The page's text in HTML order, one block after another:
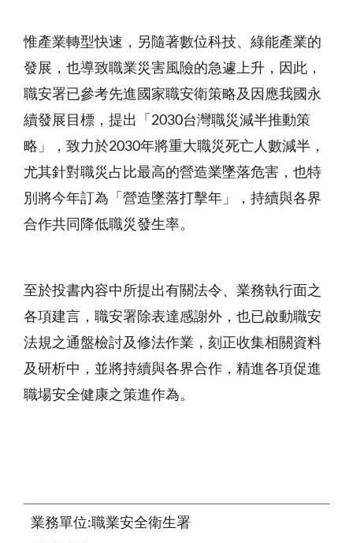
惟產業轉型快速，另隨著數位科技、綠能產業的
發展，也導致職業災害風險的急遽上升，因此，
職安署已參考先進國家職安衛策略及因應我國永
續發展目標，提出「2030台灣職災減半推動策
略」，致力於2030年將重大職災死亡人數減半，
尤其針對職災占比最高的營造業墜落危害，也特
別將今年訂為「營造墜落打擊年」，持續與各界
合作共同降低職災發生率。
至於投書內容中所提出有關法令、業務執行面之
各項建言，職安署除表達感謝外，也已啟動職安
法規之通盤檢討及修法作業，刻正收集相關資料
及研析中，並將持續與各界合作，精進各項促進
職場安全健康之策進作為。
業務單位:職業安全衛生署